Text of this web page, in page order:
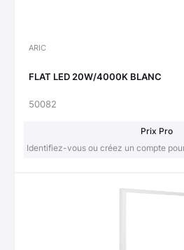
ARIC
FLAT LED 20W/4000K BLANC
50082
Prix Pro
Identifiez-vous ou créez un compte